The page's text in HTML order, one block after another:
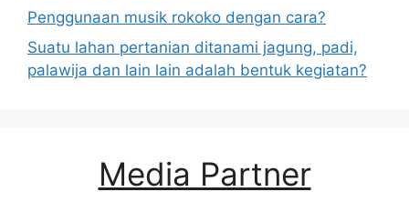
Penggunaan musik rokoko dengan cara?
Suatu lahan pertanian ditanami jagung, padi,
palawija dan lain lain adalah bentuk kegiatan?
Media Partner